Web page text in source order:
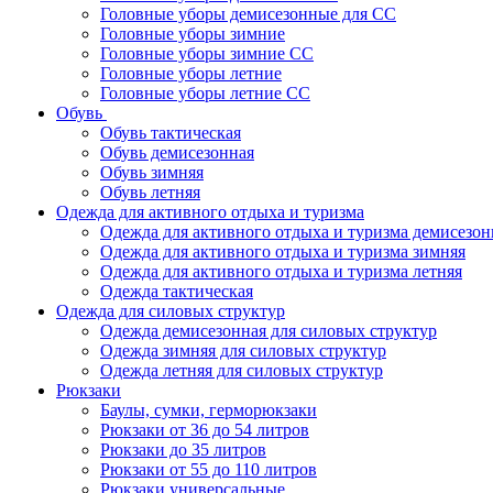
Головные уборы демисезонные для СС
Головные уборы зимние
Головные уборы зимние СС
Головные уборы летние
Головные уборы летние СС
Обувь
Обувь тактическая
Обувь демисезонная
Обувь зимняя
Обувь летняя
Одежда для активного отдыха и туризма
Одежда для активного отдыха и туризма
Одежда для активного отдыха и туризма зимняя
Одежда для активного отдыха и туризма летняя
Одежда тактическая
Одежда для силовых структур
Одежда демисезонная для силовых структур
Одежда зимняя для силовых структур
Одежда летняя для силовых структур
Рюкзаки
Баулы, сумки, герморюкзаки
Рюкзаки от 36 до 54 литров
Рюкзаки до 35 литров
Рюкзаки от 55 до 110 литров
Рюкзаки универсальные